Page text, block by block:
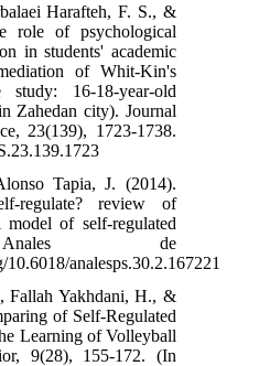
24.
Salimi, S.
capital and
enthusiasm
cognitive
secondary
of
25.
How do
Zimmerman‟
26. Rahavi
Moshiri, P.
Learning
Service.